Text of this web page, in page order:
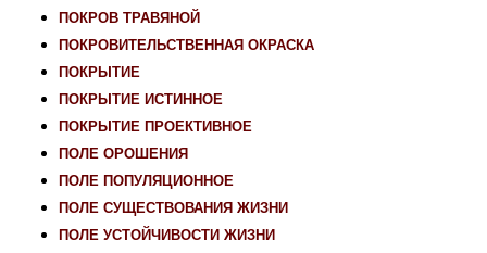
ПОКРОВ ТРАВЯНОЙ
ПОКРОВИТЕЛЬСТВЕННАЯ ОКРАСКА
ПОКРЫТИЕ
ПОКРЫТИЕ ИСТИННОЕ
ПОКРЫТИЕ ПРОЕКТИВНОЕ
ПОЛЕ ОРОШЕНИЯ
ПОЛЕ ПОПУЛЯЦИОННОЕ
ПОЛЕ СУЩЕСТВОВАНИЯ ЖИЗНИ
ПОЛЕ УСТОЙЧИВОСТИ ЖИЗНИ